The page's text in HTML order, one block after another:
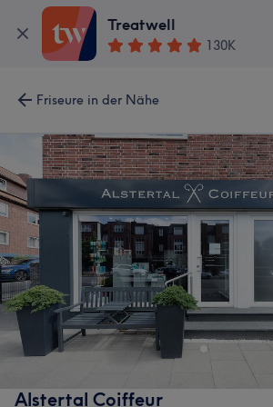
Treatwell
130K
Friseure in der Nähe
Alstertal Coiffeur